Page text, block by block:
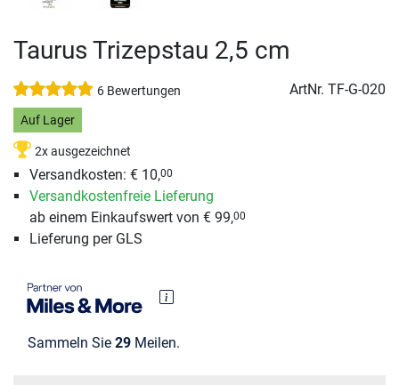
Taurus Trizepstau 2,5 cm
6 Bewertungen ArtNr. TF-G-020
Auf Lager
2x ausgezeichnet
Versandkosten: € 10,00
Versandkostenfreie Lieferung
ab einem Einkaufswert von € 99,00
Lieferung per GLS
Sammeln Sie 29 Meilen.